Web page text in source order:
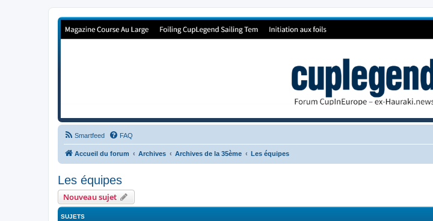
Forum de Cup In Europe
Smartfeed FAQ
Accueil du forum Archives Archives de la 35ème Les équipes
Les équipes
Nouveau sujet
SUJETS